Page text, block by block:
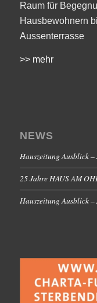
Raum für
Hausbewohnern
Aussenterrasse
>> mehr
NEWS
Hauszeitung Ausblick
25 Jahre HAUS AM
Hauszeitung Ausblick –